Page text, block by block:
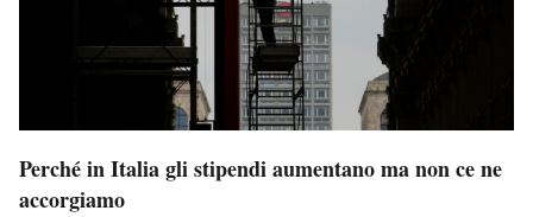
Notifiche mobile
Regala il Post
Hai bisogno di aiuto?
Perché in Italia gli stipendi aumentano ma non ce ne
accorgiamo